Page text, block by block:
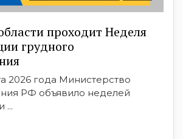
проходит Неделя
грудного
2026 года Министерство
РФ объявило неделей
...